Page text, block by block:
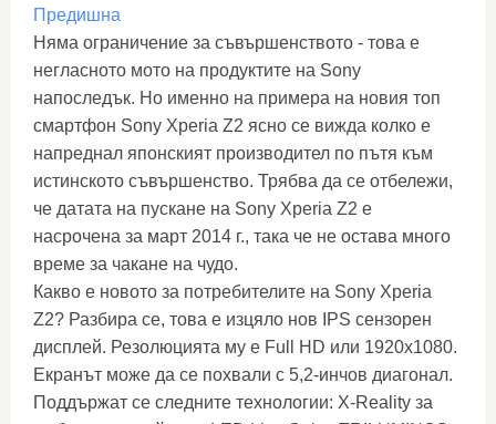
Предишна
Няма ограничение за съвършенството - това е
негласното мото на продуктите на Sony
напоследък. Но именно на примера на новия топ
смартфон Sony Xperia Z2 ясно се вижда колко е
напреднал японският производител по пътя към
истинското съвършенство. Трябва да се отбележи,
че датата на пускане на Sony Xperia Z2 е
насрочена за март 2014 г., така че не остава много
време за чакане на чудо.
Какво е новото за потребителите на Sony Xperia
Z2? Разбира се, това е изцяло нов IPS сензорен
дисплей. Резолюцията му е Full HD или 1920x1080.
Екранът може да се похвали с 5,2-инчов диагонал.
Поддържат се следните технологии: X-Reality за